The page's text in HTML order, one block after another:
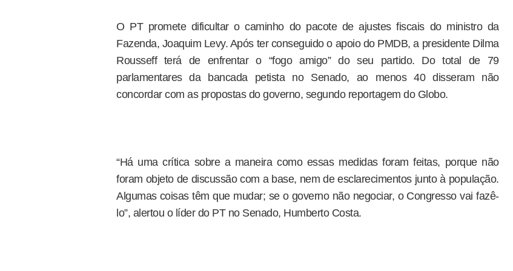
O PT promete dificultar o caminho do pacote de ajustes fiscais do ministro da
Fazenda, Joaquim Levy. Após ter conseguido o apoio do PMDB, a presidente Dilma
Rousseff terá de enfrentar o “fogo amigo” do seu partido. Do total de 79
parlamentares da bancada petista no Senado, ao menos 40 disseram não
concordar com as propostas do governo, segundo reportagem do Globo.
“Há uma crítica sobre a maneira como essas medidas foram feitas, porque não
foram objeto de discussão com a base, nem de esclarecimentos junto à população.
Algumas coisas têm que mudar; se o governo não negociar, o Congresso vai fazê-
lo”, alertou o líder do PT no Senado, Humberto Costa.